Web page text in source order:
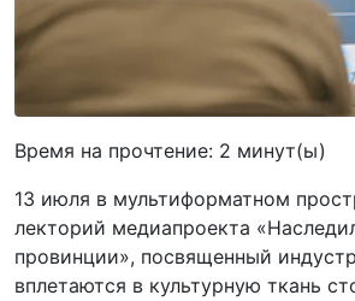
Время на прочтение: 2 минут(ы)
13 июля в мультиформатном
лекторий медиапроекта
провинции», посвященный
вплетаются в культурную ткань